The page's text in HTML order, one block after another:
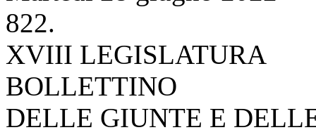
822.
XVIII LEGISLATURA
BOLLETTINO
DELLE GIUNTE E